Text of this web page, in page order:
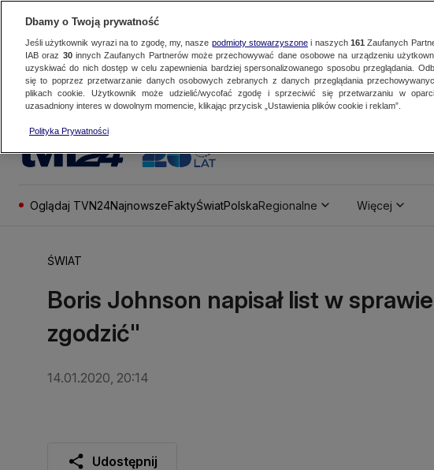
Oglądaj TVN24NajnowszeFaktyŚwiatPolskaRegionalne Więcej
ŚWIAT
Boris Johnson napisał list w
zgodzić"
14.01.2020, 20:14
Udostępnij
Dbamy o Twoją prywatność
Jeśli użytkownik wyrazi na to zgodę, my, nasze podmioty stowarzyszonei naszych 161 Zaufanych
IAB oraz 30innych Zaufanych Partnerów może przechowywać dane osobowe na urządzeniu
uzyskiwać do nich dostęp w celu zapewnienia bardziej spersonalizowanego sposobu przeglądania.
się to poprzez przetwarzanie danych osobowych zebranych z danych przeglądania
plikach cookie. Użytkownik może udzielić/wycofać zgodę i sprzeciwić się przetwarzaniu w
uzasadniony interes w dowolnym momencie, klikając przycisk „Ustawienia plików cookie i reklam”.
Polityka Prywatności